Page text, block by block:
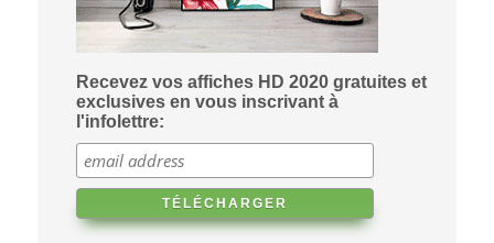
Recevez vos affiches HD 2020 gratuites et
exclusives en vous inscrivant à
l'infolettre: